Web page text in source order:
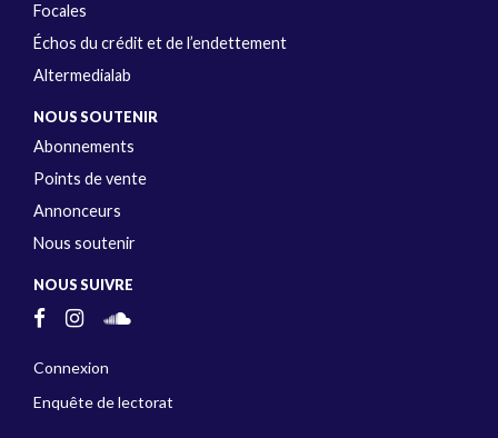
Focales
Échos du crédit et de l’endettement
Altermedialab
NOUS SOUTENIR
Abonnements
Points de vente
Annonceurs
Nous soutenir
NOUS SUIVRE
Connexion
Enquête de lectorat